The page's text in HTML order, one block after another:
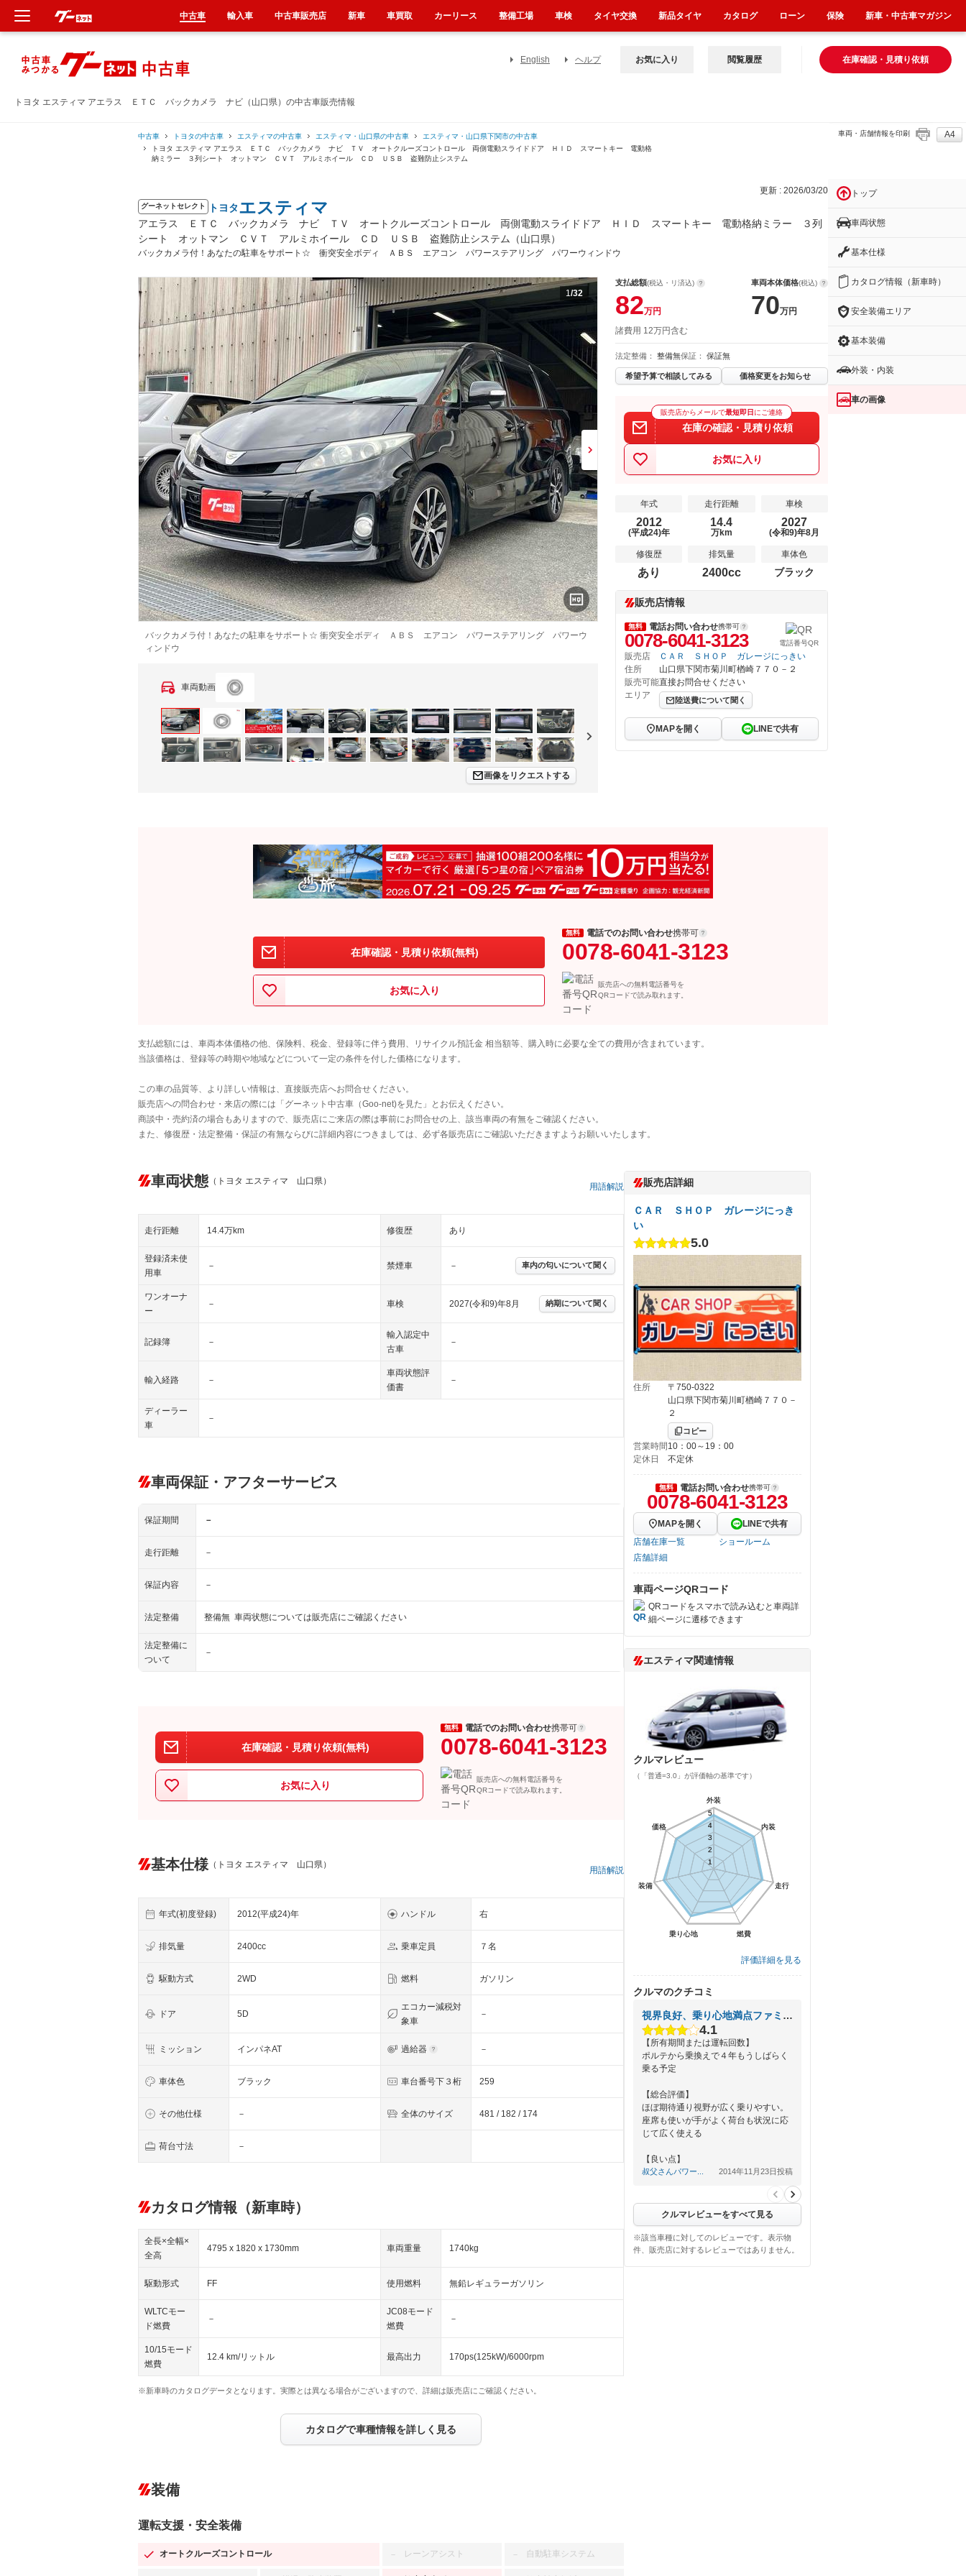
トヨタ エスティマ アエラス ＥＴＣ バックカメラ ナビ（山口県）の中古車販売情報
English ヘルプ 在庫確認・見積り依頼
お気に入り 閲覧履歴
中古車 トヨタの中古車 エスティマの中古車 エスティマ・山口県の中古車
エスティマ・山口県下関市の中古車
トヨタ エスティマ アエラス ＥＴＣ バックカメラ ナビ ＴＶ オートクルーズコントロール 両側電動スライドドア ＨＩＤ スマートキー 電動格
納ミラー ３列シート オットマン ＣＶＴ アルミホイール ＣＤ ＵＳＢ 盗難防止システム
車両・店舗情報を印刷 A4
更新 : 2026/03/20
グーネットセレクト トヨタエスティマ
アエラス ＥＴＣ バックカメラ ナビ ＴＶ オートクルーズコントロール 両側電動スライドドア ＨＩＤ スマートキー 電動格納ミラー ３列
シート オットマン ＣＶＴ アルミホイール ＣＤ ＵＳＢ 盗難防止システム（山口県）
バックカメラ付！あなたの駐車をサポート☆ 衝突安全ボディ ＡＢＳ エアコン パワーステアリング パワーウィンドウ
1/32
バックカメラ付！あなたの駐車をサポート☆ 衝突安全ボディ ＡＢＳ エアコン パワーステアリング パワーウ
ィンドウ
車両動画
画像をリクエストする
支払総額(税込・リ済込)
82万円
車両本体価格(税込)
70万円
諸費用 12万円含む
法定整備： 整備無保証： 保証無
希望予算で相談してみる 価格変更をお知らせ
販売店からメールで最短即日 にご連絡
在庫の確認・見積り依頼
お気に入り
年式
2012
(平成24)年
走行距離
14.4
万km
車検
2027
(令和9)年8月
修復歴
あり
排気量
2400cc
車体色
ブラック
販売店情報
無料 電話お問い合わせ携帯可
0078-6041-3123 電話番号QR
販売店
ＣＡＲ ＳＨＯＰ ガレージにっきい
住所
山口県下関市菊川町楢崎７７０－２
販売可能
エリア
直接お問合せください
陸送費について聞く
MAPを開く LINEで共有
在庫確認・見積り依頼(無料)
お気に入り
無料 電話でのお問い合わせ携帯可
0078-6041-3123
販売店への無料電話番号を
QRコードで読み取れます。
支払総額には、車両本体価格の他、保険料、税金、登録等に伴う費用、リサイクル預託金 相当額等、購入時に必要な全ての費用が含まれています。
当該価格は、登録等の時期や地域などについて一定の条件を付した価格になります。
この車の品質等、より詳しい情報は、直接販売店へお問合せください。
販売店への問合わせ・来店の際には「グーネット中古車（Goo-net)を見た」とお伝えください。
商談中・売約済の場合もありますので、販売店にご来店の際は事前にお問合せの上、該当車両の有無をご確認ください。
また、修復歴・法定整備・保証の有無ならびに詳細内容につきましては、必ず各販売店にご確認いただきますようお願いいたします。
車両状態 （トヨタ エスティマ 山口県）
用語解説
走行距離 14.4万km 修復歴 あり
登録済未使
用車
－ 禁煙車 － 車内の匂いについて聞く
ワンオーナ
ー
－ 車検 2027(令和9)年8月 納期について聞く
記録簿 －
輸入認定中
古車
－
輸入経路 －
車両状態評
価書
－
ディーラー
車
－
車両保証・アフターサービス
保証期間 －
走行距離 －
保証内容 －
法定整備 整備無 車両状態については販売店にご確認ください
法定整備に
ついて
－
在庫確認・見積り依頼(無料)
お気に入り
無料 電話でのお問い合わせ携帯可
0078-6041-3123
販売店への無料電話番号を
QRコードで読み取れます。
基本仕様 （トヨタ エスティマ 山口県）
用語解説
年式(初度登録) 2012(平成24)年 ハンドル 右
排気量 2400cc 乗車定員 ７名
駆動方式 2WD 燃料 ガソリン
ドア 5D
エコカー減税対
象車
－
ミッション インパネAT 過給器 －
車体色 ブラック 車台番号下３桁 259
その他仕様 － 全体のサイズ 481 / 182 / 174
荷台寸法 －
カタログ情報（新車時）
全長×全幅×
全高
4795 x 1820 x 1730mm 車両重量 1740kg
駆動形式 FF 使用燃料 無鉛レギュラーガソリン
WLTCモー
ド燃費
－
JC08モード
燃費
－
10/15モード
燃費
12.4 km/リットル 最高出力 170ps(125kW)/6000rpm
※新車時のカタログデータとなります。実際とは異なる場合がございますので、詳細は販売店にご確認ください。
カタログで車種情報を詳しく見る
装備
運転支援・安全装備
オートクルーズコントロール － レーンアシスト － 自動駐車システム
販売店詳細
ＣＡＲ ＳＨＯＰ ガレージにっき
い
5.0
住所
〒750-0322
山口県下関市菊川町楢崎７７０－
２
コピー
営業時間 10：00～19：00
定休日
不定休
無料 電話お問い合わせ携帯可
0078-6041-3123
MAPを開く
LINEで共有
店舗在庫一覧
ショールーム
店舗詳細
車両ページQRコード
QRコードをスマホで読み込むと車両詳
細ページに遷移できます
エスティマ関連情報
クルマレビュー
（「普通=3.0」が評価軸の基準です）
外装
内装
走行
燃費
乗り心地
装備
価格
1
2
3
4
5
外装
内装
走行
燃費
乗り心地
装備
価格
1
2
3
4
5
評価詳細を見る
クルマのクチコミ
視界良好、乗り心地満点ファミリーカーとして満足しています
4.1
【所有期間または運転回数】
ポルテから乗換えで４年もうしばらく
乗る予定
【総合評価】
ほぼ期待通り視野が広く乗りやすい。
座席も使いが手がよく荷台も状況に応
じて広く使える
【良い点】
ゆったりとした社内スペース、２列目
叔父さんパワー... 2014年11月23日投稿
クルマレビューをすべて見る
※該当車種に対してのレビューです。表示物
件、販売店に対するレビューではありません。
トップ
車両状態
基本仕様
カタログ情報（新車時）
安全装備エリア
基本装備
外装・内装
車の画像
中古車 輸入車 中古車販売店 新車 車買取 カーリース 整備工場 車検 タイヤ交換 新品タイヤ カタログ ローン 保険 新車・中古車マガジン
新車
中古車